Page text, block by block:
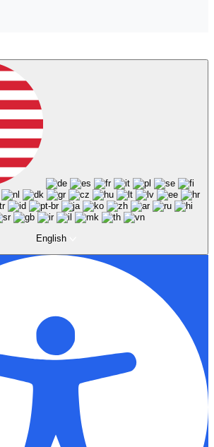
English